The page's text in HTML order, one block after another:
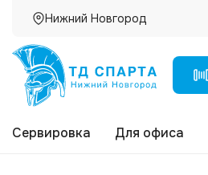
Нижний Новгород
Сервировка Для офиса